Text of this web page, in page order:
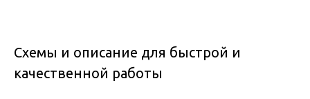
Схемы и описание для быстрой и
качественной работы